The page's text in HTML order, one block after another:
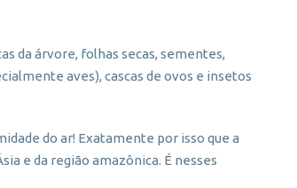
da árvore, folhas secas, sementes,
aves), cascas de ovos e insetos
do ar! Exatamente por isso que a
e da região amazônica. É nesses